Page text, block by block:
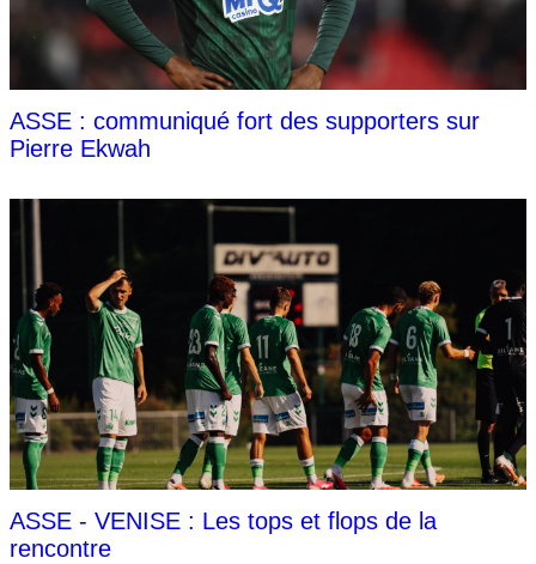
ASSE : communiqué fort des supporters sur
Pierre Ekwah
ASSE - VENISE : Les tops et flops de la
rencontre